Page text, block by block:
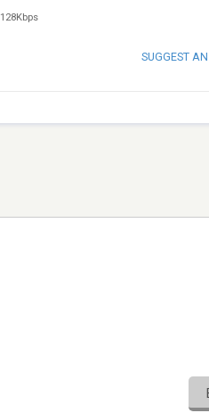
128Kbps
SUGGEST